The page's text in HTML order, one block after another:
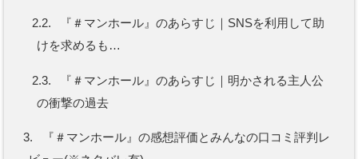
2.2.
『＃マンホール』のあらすじ｜SNSを利用して助
けを求めるも…
2.3.
『＃マンホール』のあらすじ｜明かされる主人公
の衝撃の過去
3.
『＃マンホール』の感想評価とみんなの口コミ評判レ